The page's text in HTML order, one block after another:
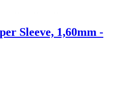
Sleeve, 1,60mm -